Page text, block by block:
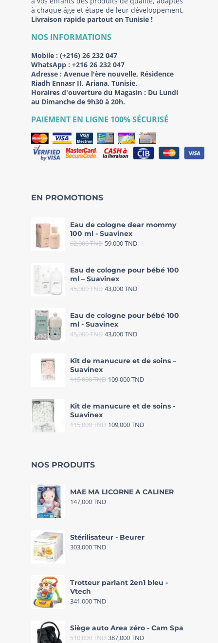
à chaque âge et étape de leur développement.
Livraison rapide partout en Tunisie !
NOS INFORMATIONS
Mobile : (+216) 26 232 047
WhatsApp : +216 26 232 047
Adresse : Avenue l'ère nouvelle, Résidence
Riadh Ennasr II, Ariana, Tunisie.
Horaires d'ouverture du Magasin : Du Lundi
au Dimanche de 9h30 à 20h.
PAIEMENT EN LIGNE 100% SÉCURISÉ
EN PROMOTIONS
Eau de cologne dear mommy
100 ml - Suavinex
62,000TND 59,000TND
Eau de cologne pour bébé 100
ml – Suavinex
45,000TND 43,000TND
Eau de cologne pour bébé 100
ml - Suavinex
45,000TND 43,000TND
Kit de manucure et de soins –
Suavinex
115,000TND 109,000TND
Kit de manucure et de soins -
Suavinex
115,000TND 109,000TND
NOS PRODUITS
MAE MA LICORNE A CALINER
147,000TND
Stérilisateur - Beurer
303,000TND
Trotteur parlant 2en1 bleu -
Vtech
341,000TND
Siège auto Area zéro - Cam Spa
510,000TND 387,000TND